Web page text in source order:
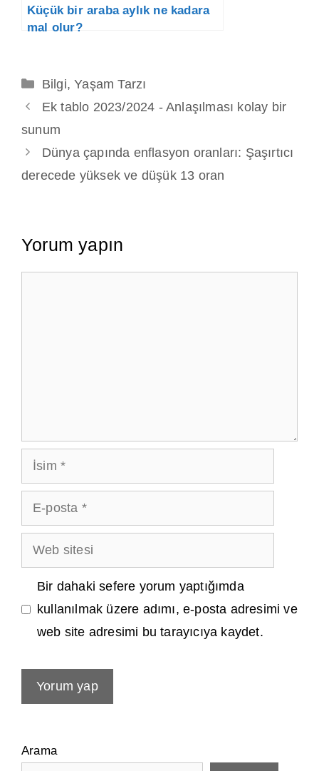
Küçük bir araba aylık ne kadara
mal olur?
Kategoriler
Bilgi,Yaşam Tarzı
Ek tablo 2023/2024 - Anlaşılması kolay bir
sunum
Dünya çapında enflasyon oranları: Şaşırtıcı
derecede yüksek ve düşük 13 oran
Yorum yapın
İsim
E-
posta
Web
sitesi
Bir dahaki sefere yorum yaptığımda
kullanılmak üzere adımı, e-posta adresimi ve
web site adresimi bu tarayıcıya kaydet.
Arama